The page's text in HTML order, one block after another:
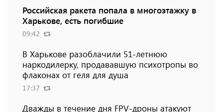
Российская ракета попала в многоэтажку в
Харькове, есть погибшие
09:42
В Харькове разоблачили 51-летнюю
наркодилерку, продававшую психотропы во
флаконах от геля для душа
17:37
Дважды в течение дня FPV-дроны атакуют